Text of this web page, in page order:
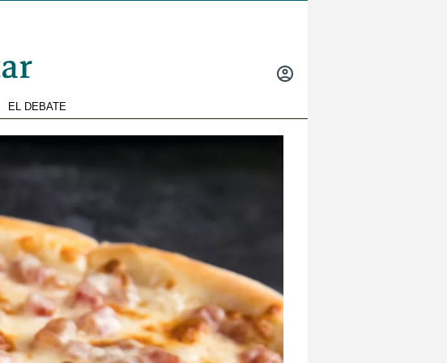
EL DEBATE